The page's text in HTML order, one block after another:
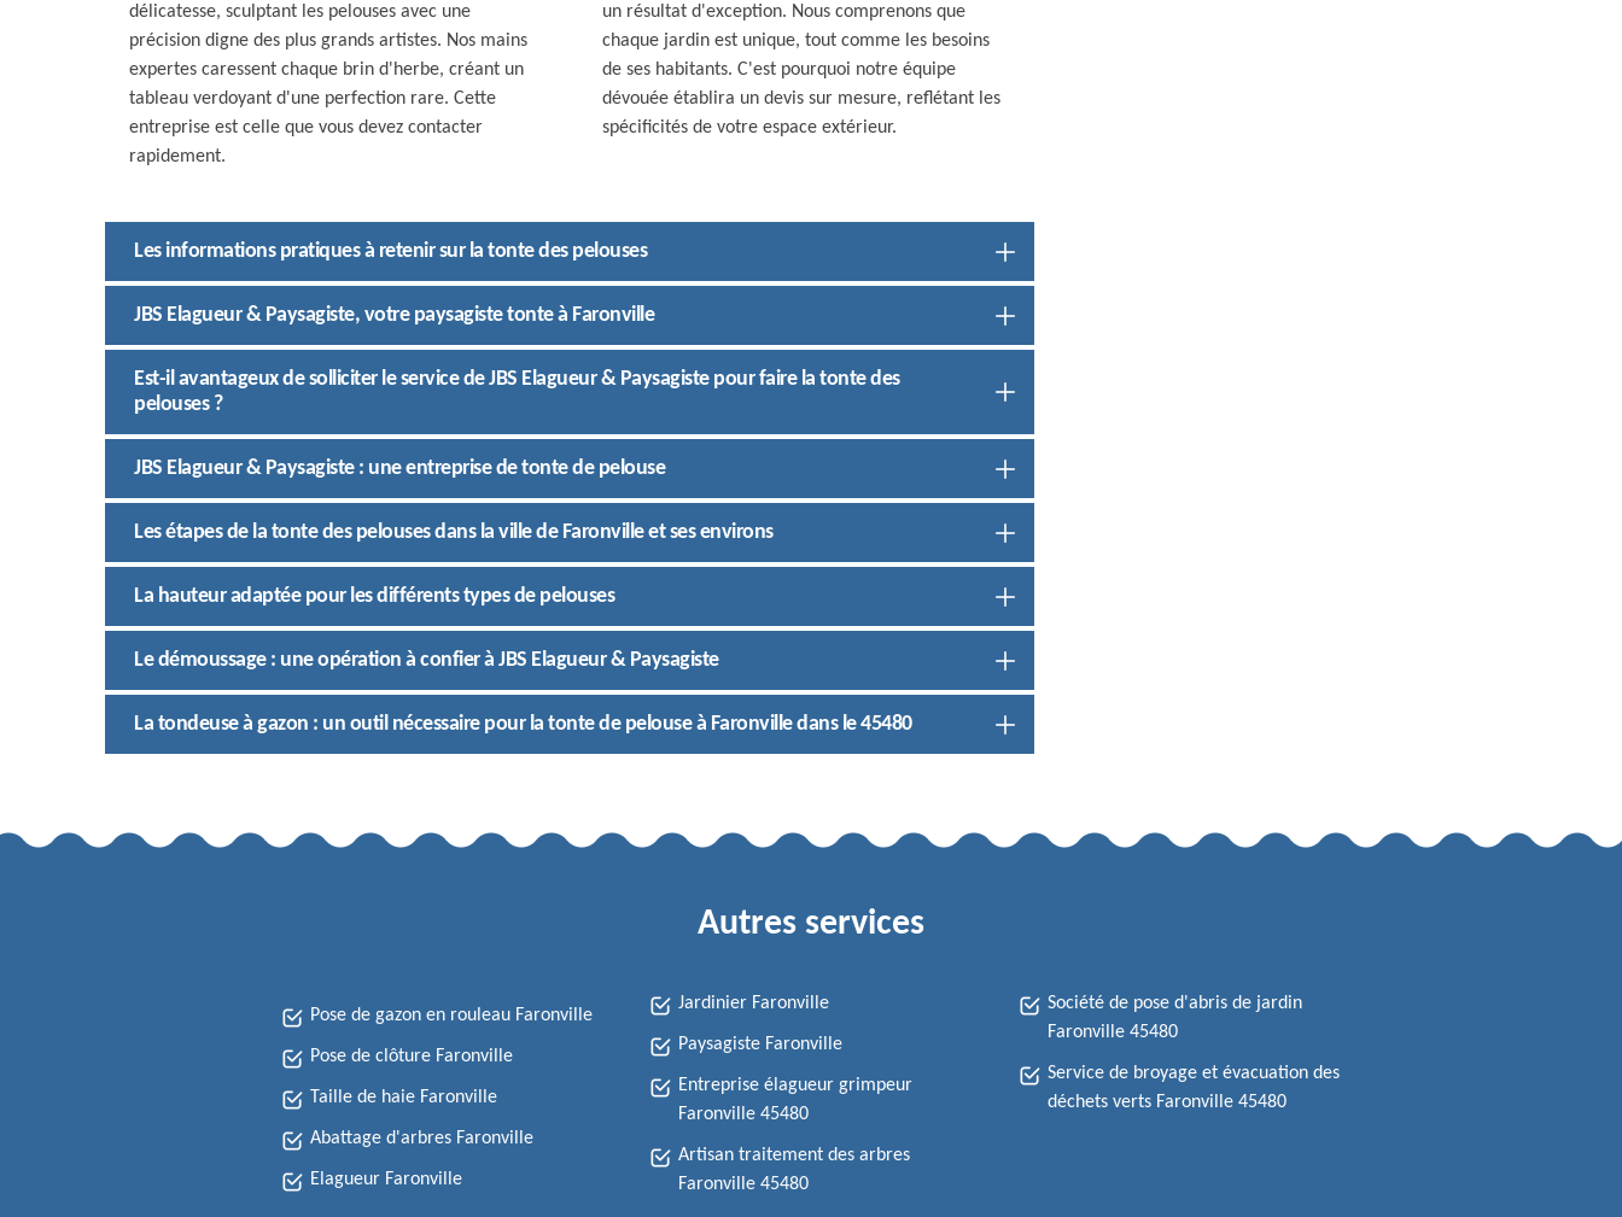
délicatesse, sculptant les pelouses avec une
précision digne des plus grands artistes. Nos mains
expertes caressent chaque brin d'herbe, créant un
tableau verdoyant d'une perfection rare. Cette
entreprise est celle que vous devez contacter
rapidement.
un résultat d'exception. Nous comprenons que
chaque jardin est unique, tout comme les besoins
de ses habitants. C'est pourquoi notre équipe
dévouée établira un devis sur mesure, reflétant les
spécificités de votre espace extérieur.
Les informations pratiques à retenir sur la tonte des pelouses
JBS Elagueur & Paysagiste, votre paysagiste tonte à Faronville
Est-il avantageux de solliciter le service de JBS Elagueur & Paysagiste pour faire la tonte des
pelouses ?
JBS Elagueur & Paysagiste : une entreprise de tonte de pelouse
Les étapes de la tonte des pelouses dans la ville de Faronville et ses environs
La hauteur adaptée pour les différents types de pelouses
Le démoussage : une opération à confier à JBS Elagueur & Paysagiste
La tondeuse à gazon : un outil nécessaire pour la tonte de pelouse à Faronville dans le 45480
Autres services
Pose de gazon en rouleau Faronville
Pose de clôture Faronville
Taille de haie Faronville
Abattage d'arbres Faronville
Elagueur Faronville
Jardinier Faronville
Paysagiste Faronville
Entreprise élagueur grimpeur
Faronville 45480
Artisan traitement des arbres
Faronville 45480
Société de pose d'abris de jardin
Faronville 45480
Service de broyage et évacuation des
déchets verts Faronville 45480